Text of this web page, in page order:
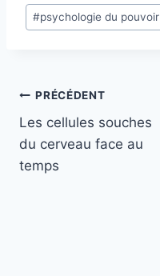
#psychologie du pouvoir
PRÉCÉDENT
Les cellules souches
du cerveau face au
temps